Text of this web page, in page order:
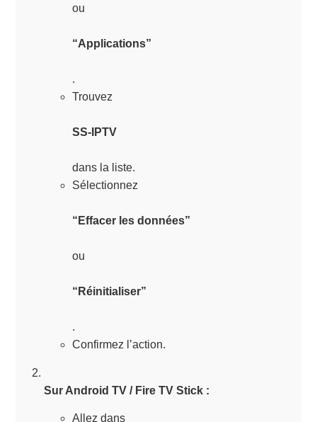
ou
“Applications”
.
Trouvez
SS-IPTV
dans la liste.
Sélectionnez
“Effacer les données”
ou
“Réinitialiser”
.
Confirmez l’action.
Sur Android TV / Fire TV Stick :
Allez dans